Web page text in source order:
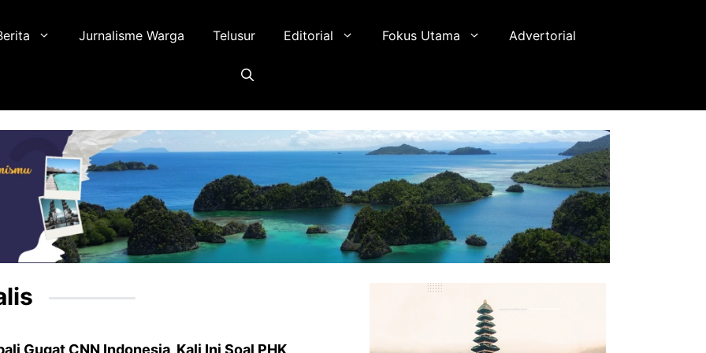
Jurnalisme Warga Telusur Editorial Fokus Utama Advertorial
Gugat CNN Indonesia, Kali Ini Soal PHK